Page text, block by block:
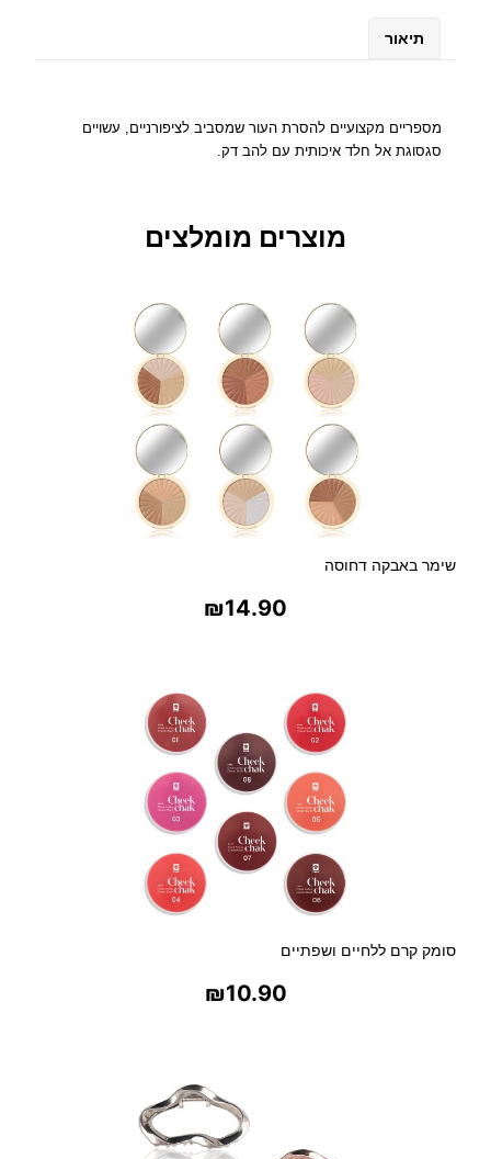
י
צ
י
ר
נ
י
י
ע
ם
ל
ה
תיאור
מספריים מקצועיים להסרת העור שמסביב לציפורניים, עשויים
סגסוגת אל חלד איכותית עם להב דק.
מוצרים מומלצים
שימר באבקה דחוסה
₪14.90
סומק קרם ללחיים ושפתיים
₪10.90